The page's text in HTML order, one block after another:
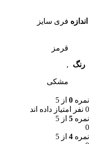
اندازه فری سایز
رنگ
قرمز
,
مشکی
نمره 0 از 5
0 نفر امتیاز داده اند
نمره 5 از 5
0
نمره 4 از 5